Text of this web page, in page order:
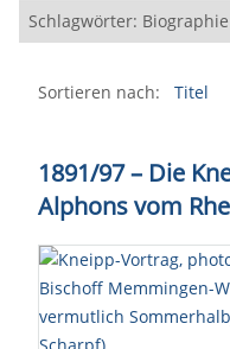
Schlagwörter: Biographie
Sortieren nach: Titel
1891/97– Die
Alphons vom